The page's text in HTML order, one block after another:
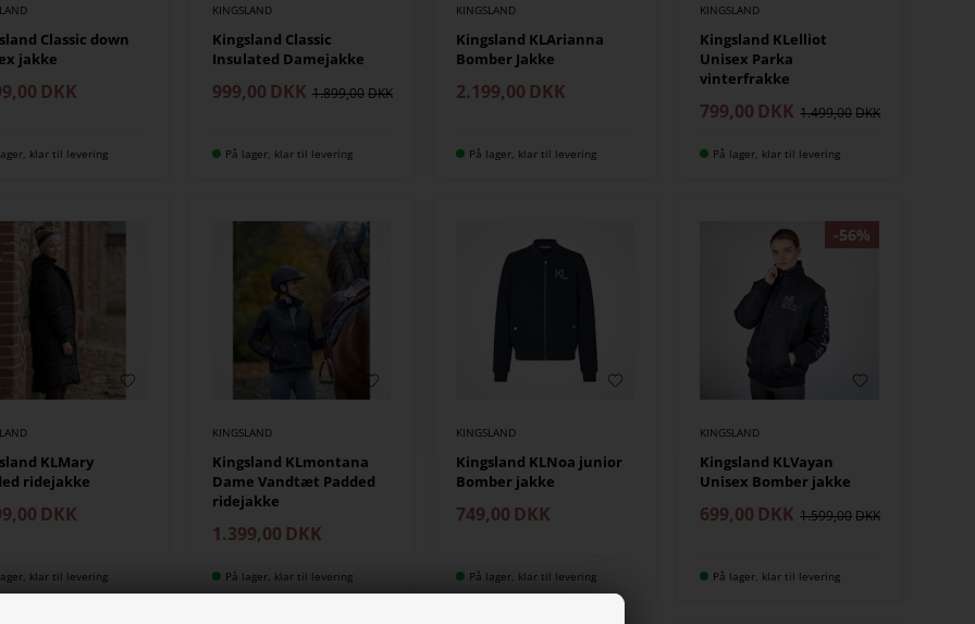
Classic down
jakke
DKK
klar til levering
KINGSLAND
Kingsland Classic
Insulated Damejakke
999,00 DKK 1.899,00
På lager, klar til levering
KINGSLAND
Kingsland KLArianna
Bomber Jakke
2.199,00 DKK
På lager, klar til levering
KINGSLAND
Kingsland KLelliot
Unisex Parka
vinterfrakke
799,00 DKK 1.499,00
På lager, klar til levering
KLMary
ridejakke
DKK
klar til levering
KINGSLAND
Kingsland KLmontana
Dame Vandtæt Padded
ridejakke
1.399,00 DKK
På lager, klar til levering
KINGSLAND
Kingsland KLNoa junior
Bomber jakke
749,00 DKK
På lager, klar til levering
KINGSLAND
Kingsland KLVayan
Unisex Bomber jakke
699,00 DKK 1.599,00
På lager, klar til levering